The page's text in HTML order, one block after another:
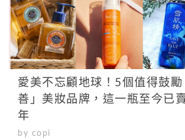
愛美不忘顧地球！5個值得鼓勵
善」美妝品牌，這一瓶至今已
年
by copi